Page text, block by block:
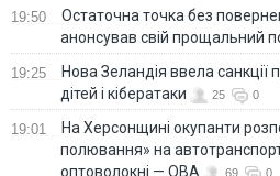
19:50
Остаточна точка без
анонсував свій прощальний
19:25
Нова Зеландія ввела
дітей і кібератаки
25 0
19:01
На Херсонщині окупанти
полювання» на
оптоволокні — ОВА
69 0